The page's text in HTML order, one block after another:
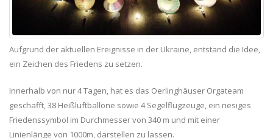
Aufgrund der aktuellen Ereignisse in der Ukraine, entstand die Idee,
ein Zeichen des Friedens zu setzen.
Innerhalb von nur 4 Tagen, hat es das Oerlinghäuser Orgateam
geschafft, 38 Heißluftballone sowie 4 Segelflugzeuge, ein riesiges
Friedenssymbol im Durchmesser von 340 m und mit einer
Linienlänge von 1000m, darstellen zu lassen.